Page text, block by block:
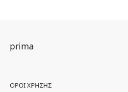
prima
ΌΡΟΙ ΧΡΉΣΗΣ